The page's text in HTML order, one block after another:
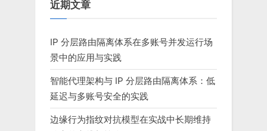
近期文章
IP 分层路由隔离体系在多账号并发运行场
景中的应用与实践
智能代理架构与 IP 分层路由隔离体系：低
延迟与多账号安全的实践
边缘行为指纹对抗模型在实战中长期维持